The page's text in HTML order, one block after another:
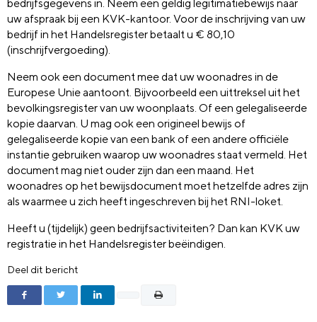
bedrijfsgegevens in. Neem een geldig legitimatiebewijs naar
uw afspraak bij een KVK-kantoor. Voor de inschrijving van uw
bedrijf in het Handelsregister betaalt u € 80,10
(inschrijfvergoeding).
Neem ook een document mee dat uw woonadres in de
Europese Unie aantoont. Bijvoorbeeld een uittreksel uit het
bevolkingsregister van uw woonplaats. Of een gelegaliseerde
kopie daarvan. U mag ook een origineel bewijs of
gelegaliseerde kopie van een bank of een andere officiële
instantie gebruiken waarop uw woonadres staat vermeld. Het
document mag niet ouder zijn dan een maand. Het
woonadres op het bewijsdocument moet hetzelfde adres zijn
als waarmee u zich heeft ingeschreven bij het RNI-loket.
Heeft u (tijdelijk) geen bedrijfsactiviteiten? Dan kan KVK uw
registratie in het Handelsregister beëindigen.
Deel dit bericht